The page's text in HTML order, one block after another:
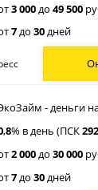
3 000до49 500
7до30дней
- деньги
,8% в день (ПСК
2 000до30 000
7до30дней